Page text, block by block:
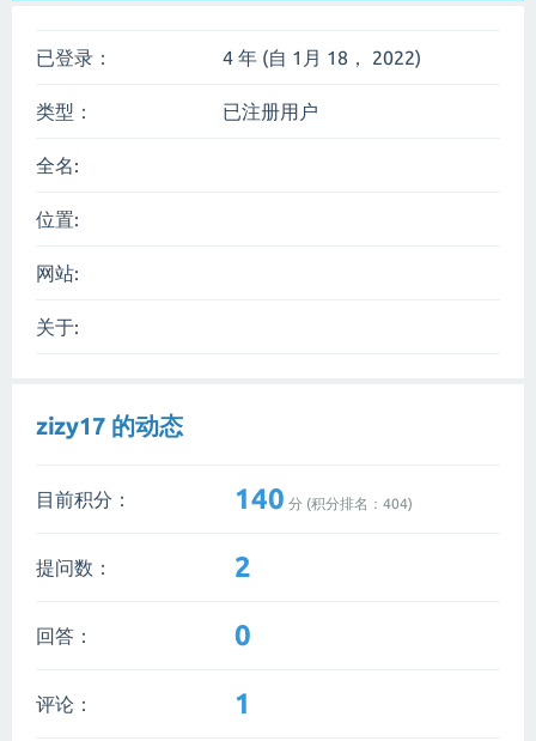
已登录： 4 年 (自 1月 18， 2022)
类型： 已注册用户
全名:
位置:
网站:
关于:
zizy17 的动态
目前积分： 140 分 (积分排名： 404)
提问数： 2
回答： 0
评论： 1